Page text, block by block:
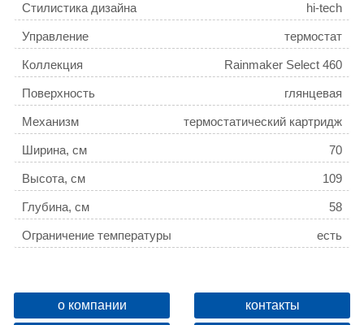
Стилистика дизайна hi-tech
Управление термостат
Коллекция Rainmaker Select 460
Поверхность глянцевая
Механизм термостатический картридж
Ширина, см 70
Высота, см 109
Глубина, см 58
Ограничение температуры есть
Защита от обратного потока
есть
о компании
контакты